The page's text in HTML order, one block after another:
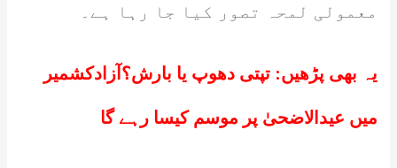
معمولی لمحہ تصور کیا جا رہا ہے۔
یہ بھی پڑھیں: تپتی دھوپ یا بارش؟آزادکشمیر
میں عیدالاضحیٰ پر موسم کیسا رہے گا